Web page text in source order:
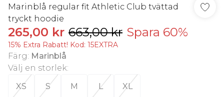
Marinblå regular fit Athletic Club tvättad
tryckt hoodie
265,00 kr 663,00 kr Spara 60%
15% Extra Rabatt! Kod: 15EXTRA
Färg: Marinblå
Välj en storlek:
XS
S M L XL